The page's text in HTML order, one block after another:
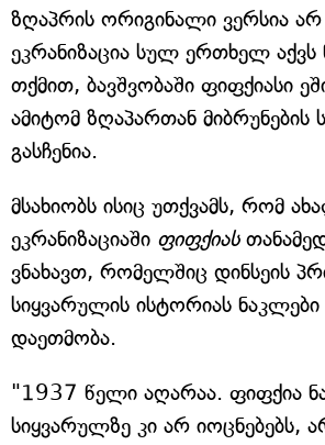
ზღაპრის ორიგინალი ვერსია
ეკრანიზაცია სულ ერთხელ აქვს
თქმით, ბავშვობაში ფიფქიასი
ამიტომ ზღაპართან
გასჩენია.
მსახიობს ისიც უთქვამს, რომ
ეკრანიზაციაში ფიფქიას
ვნახავთ, რომელშიც დინსეის
სიყვარულის ისტორიას
დაეთმობა.
"1937 წელი აღარაა. ფიფქია
სიყვარულზე კი არ იოცნებებს,